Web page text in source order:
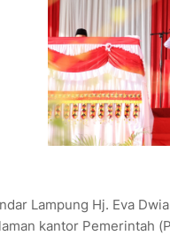
Lampung Hj. Eva
kantor Pemerintah